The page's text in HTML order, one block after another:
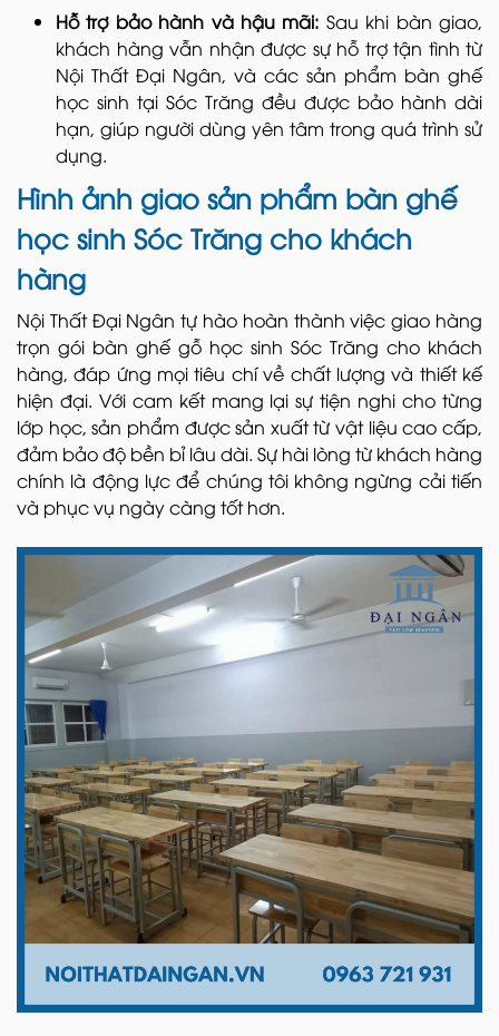
Hỗ trợ bảo hành và hậu mãi: Sau khi bàn giao,
khách hàng vẫn nhận được sự hỗ trợ tận tình từ
Nội Thất Đại Ngân, và các sản phẩm bàn ghế
học sinh tại Sóc Trăng đều được bảo hành dài
hạn, giúp người dùng yên tâm trong quá trình sử
dụng.
Hình ảnh giao sản phẩm bàn ghế
học sinh Sóc Trăng cho khách
hàng
Nội Thất Đại Ngân tự hào hoàn thành việc giao hàng
trọn gói bàn ghế gỗ học sinh Sóc Trăng cho khách
hàng, đáp ứng mọi tiêu chí về chất lượng và thiết kế
hiện đại. Với cam kết mang lại sự tiện nghi cho từng
lớp học, sản phẩm được sản xuất từ vật liệu cao cấp,
đảm bảo độ bền bỉ lâu dài. Sự hài lòng từ khách hàng
chính là động lực để chúng tôi không ngừng cải tiến
và phục vụ ngày càng tốt hơn.